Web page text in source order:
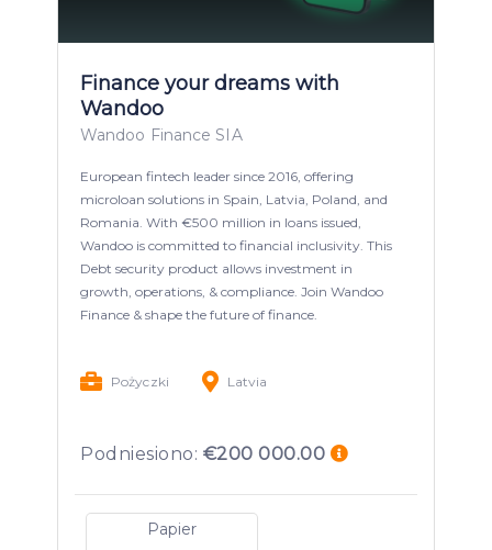
Finance your dreams with
Wandoo
Wandoo Finance SIA
European fintech leader since 2016, offering
microloan solutions in Spain, Latvia, Poland, and
Romania. With €500 million in loans issued,
Wandoo is committed to financial inclusivity. This
Debt security product allows investment in
growth, operations, & compliance. Join Wandoo
Finance & shape the future of finance.
Pożyczki Latvia
Podniesiono: €200 000.00
Papier